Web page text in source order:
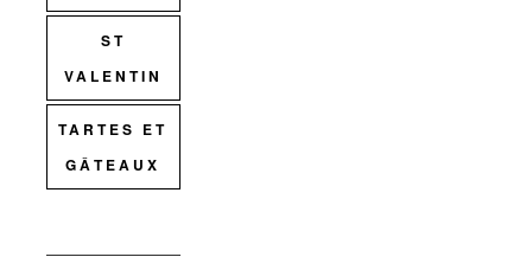
ST
VALENTIN
TARTES ET
GÂTEAUX